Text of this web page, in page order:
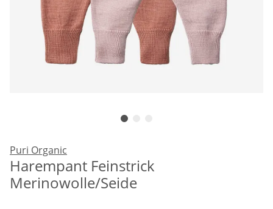
Puri Organic
Harempant Feinstrick
Merinowolle/Seide